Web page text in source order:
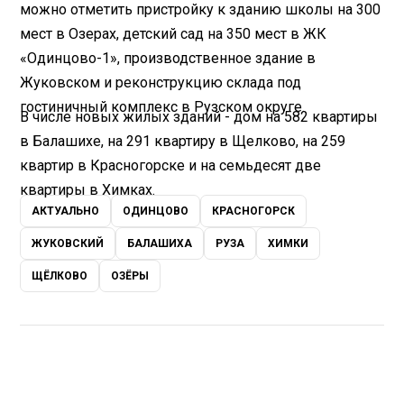
можно отметить пристройку к зданию школы на 300
мест в Озерах, детский сад на 350 мест в ЖК
«Одинцово-1», производственное здание в
Жуковском и реконструкцию склада под
гостиничный комплекс в Рузском округе.
В числе новых жилых зданий - дом на 582 квартиры
в Балашихе, на 291 квартиру в Щелково, на 259
квартир в Красногорске и на семьдесят две
квартиры в Химках.
АКТУАЛЬНО ОДИНЦОВО КРАСНОГОРСК
ЖУКОВСКИЙ БАЛАШИХА РУЗА ХИМКИ
ЩЁЛКОВО ОЗЁРЫ